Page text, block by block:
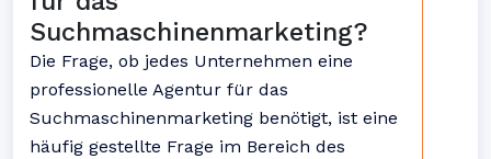
Suchmaschinenmarketing?
Die Frage, ob jedes Unternehmen eine
professionelle Agentur für das
Suchmaschinenmarketing benötigt, ist eine
häufig gestellte Frage im Bereich des